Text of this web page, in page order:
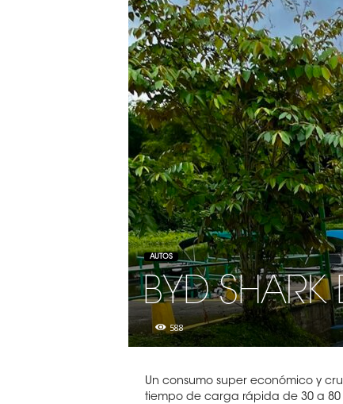
AUTOS
BYD
588
Un consumo super económico y
tiempo de carga rápida de 30 a 80